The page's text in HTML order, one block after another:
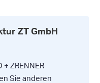
ZT GmbH
+ ZRENNER
Sie anderen